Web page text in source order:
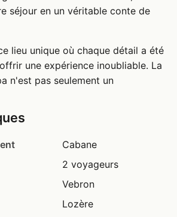
séjour en un véritable conte de
lieu unique où chaque détail a été
une expérience inoubliable. La
n'est pas seulement un
Cabane
2 voyageurs
Vebron
Lozère